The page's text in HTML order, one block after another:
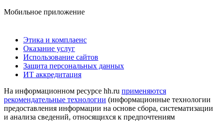
Мобильное приложение
Этика и комплаенс
Оказание услуг
Использование сайтов
Защита персональных данных
ИТ аккредитация
На информационном ресурсе hh.ru применяются
рекомендательные технологии (информационные технологии
предоставления информации на основе сбора, систематизации
и анализа сведений, относящихся к предпочтениям